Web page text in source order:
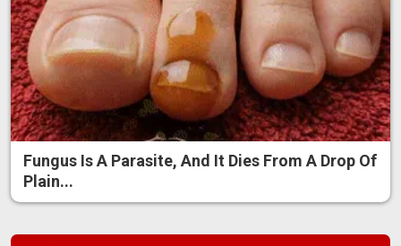
Fungus Is A Parasite, And It Dies From A Drop Of
Plain...